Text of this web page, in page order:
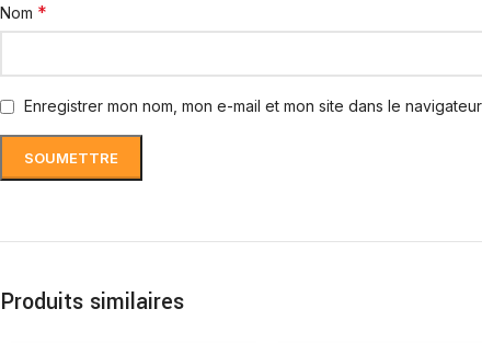
Nom *
Enregistrer mon nom, mon e-mail et mon site dans le
Produits similaires